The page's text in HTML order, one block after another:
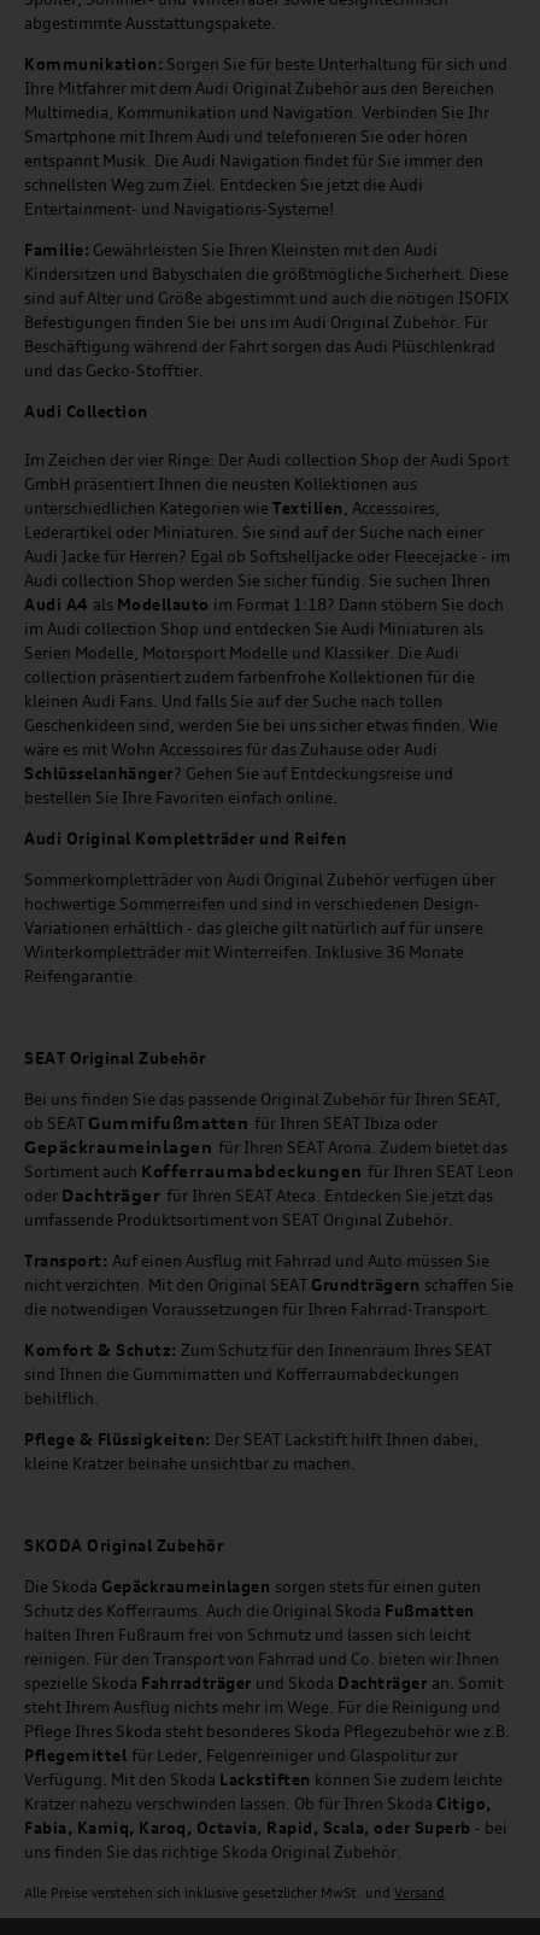
abgestimmte Ausstattungspakete.
Kommunikation: Sorgen Sie für beste Unterhaltung für sich und
Ihre Mitfahrer mit dem Audi Original Zubehör aus den Bereichen
Multimedia, Kommunikation und Navigation. Verbinden Sie Ihr
Smartphone mit Ihrem Audi und telefonieren Sie oder hören
entspannt Musik. Die Audi Navigation findet für Sie immer den
schnellsten Weg zum Ziel. Entdecken Sie jetzt die Audi
Entertainment- und Navigations-Systeme!
Familie: Gewährleisten Sie Ihren Kleinsten mit den Audi
Kindersitzen und Babyschalen die größtmögliche Sicherheit. Diese
sind auf Alter und Größe abgestimmt und auch die nötigen ISOFIX
Befestigungen finden Sie bei uns im Audi Original Zubehör. Für
Beschäftigung während der Fahrt sorgen das Audi Plüschlenkrad
und das Gecko-Stofftier.
Audi Collection
Im Zeichen der vier Ringe: Der Audi collection Shop der Audi Sport
GmbH präsentiert Ihnen die neusten Kollektionen aus
unterschiedlichen Kategorien wie Textilien , Accessoires,
Lederartikel oder Miniaturen. Sie sind auf der Suche nach einer
Audi Jacke für Herren? Egal ob Softshelljacke oder Fleecejacke - im
Audi collection Shop werden Sie sicher fündig. Sie suchen Ihren
Audi A4 als Modellauto im Format 1:18? Dann stöbern Sie doch
im Audi collection Shop und entdecken Sie Audi Miniaturen als
Serien Modelle, Motorsport Modelle und Klassiker. Die Audi
collection präsentiert zudem farbenfrohe Kollektionen für die
kleinen Audi Fans. Und falls Sie auf der Suche nach tollen
Geschenkideen sind, werden Sie bei uns sicher etwas finden. Wie
wäre es mit Wohn Accessoires für das Zuhause oder Audi
Schlüsselanhänger? Gehen Sie auf Entdeckungsreise und
bestellen Sie Ihre Favoriten einfach online.
Audi Original Kompletträder und Reifen
Sommerkompletträder von Audi Original Zubehör verfügen über
hochwertige Sommerreifen und sind in verschiedenen Design-
Variationen erhältlich - das gleiche gilt natürlich auf für unsere
Winterkompletträder mit Winterreifen. Inklusive 36 Monate
Reifengarantie.
SEAT Original Zubehör
Bei uns finden Sie das passende Original Zubehör für Ihren SEAT,
ob SEAT Gummifußmatten für Ihren SEAT Ibiza oder
Gepäckraumeinlagen für Ihren SEAT Arona. Zudem bietet das
Sortiment auch Kofferraumabdeckungen für Ihren SEAT Leon
oder Dachträger für Ihren SEAT Ateca. Entdecken Sie jetzt das
umfassende Produktsortiment von SEAT Original Zubehör.
Transport: Auf einen Ausflug mit Fahrrad und Auto müssen Sie
nicht verzichten. Mit den Original SEAT Grundträgern schaffen Sie
die notwendigen Voraussetzungen für Ihren Fahrrad-Transport.
Komfort & Schutz: Zum Schutz für den Innenraum Ihres SEAT
sind Ihnen die Gummimatten und Kofferraumabdeckungen
behilflich.
Pflege & Flüssigkeiten: Der SEAT Lackstift hilft Ihnen dabei,
kleine Kratzer beinahe unsichtbar zu machen.
SKODA Original Zubehör
Die Skoda Gepäckraumeinlagen sorgen stets für einen guten
Schutz des Kofferraums. Auch die Original Skoda Fußmatten
halten Ihren Fußraum frei von Schmutz und lassen sich leicht
reinigen. Für den Transport von Fahrrad und Co. bieten wir Ihnen
spezielle Skoda Fahrradträger und Skoda Dachträger an. Somit
steht Ihrem Ausflug nichts mehr im Wege. Für die Reinigung und
Pflege Ihres Skoda steht besonderes Skoda Pflegezubehör wie z.B.
Pflegemittel für Leder, Felgenreiniger und Glaspolitur zur
Verfügung. Mit den Skoda Lackstiften können Sie zudem leichte
Kratzer nahezu verschwinden lassen. Ob für Ihren Skoda Citigo,
Fabia, Kamiq, Karoq, Octavia, Rapid, Scala, oder Superb - bei
uns finden Sie das richtige Skoda Original Zubehör.
Alle Preise verstehen sich inklusive gesetzlicher MwSt. und Versand